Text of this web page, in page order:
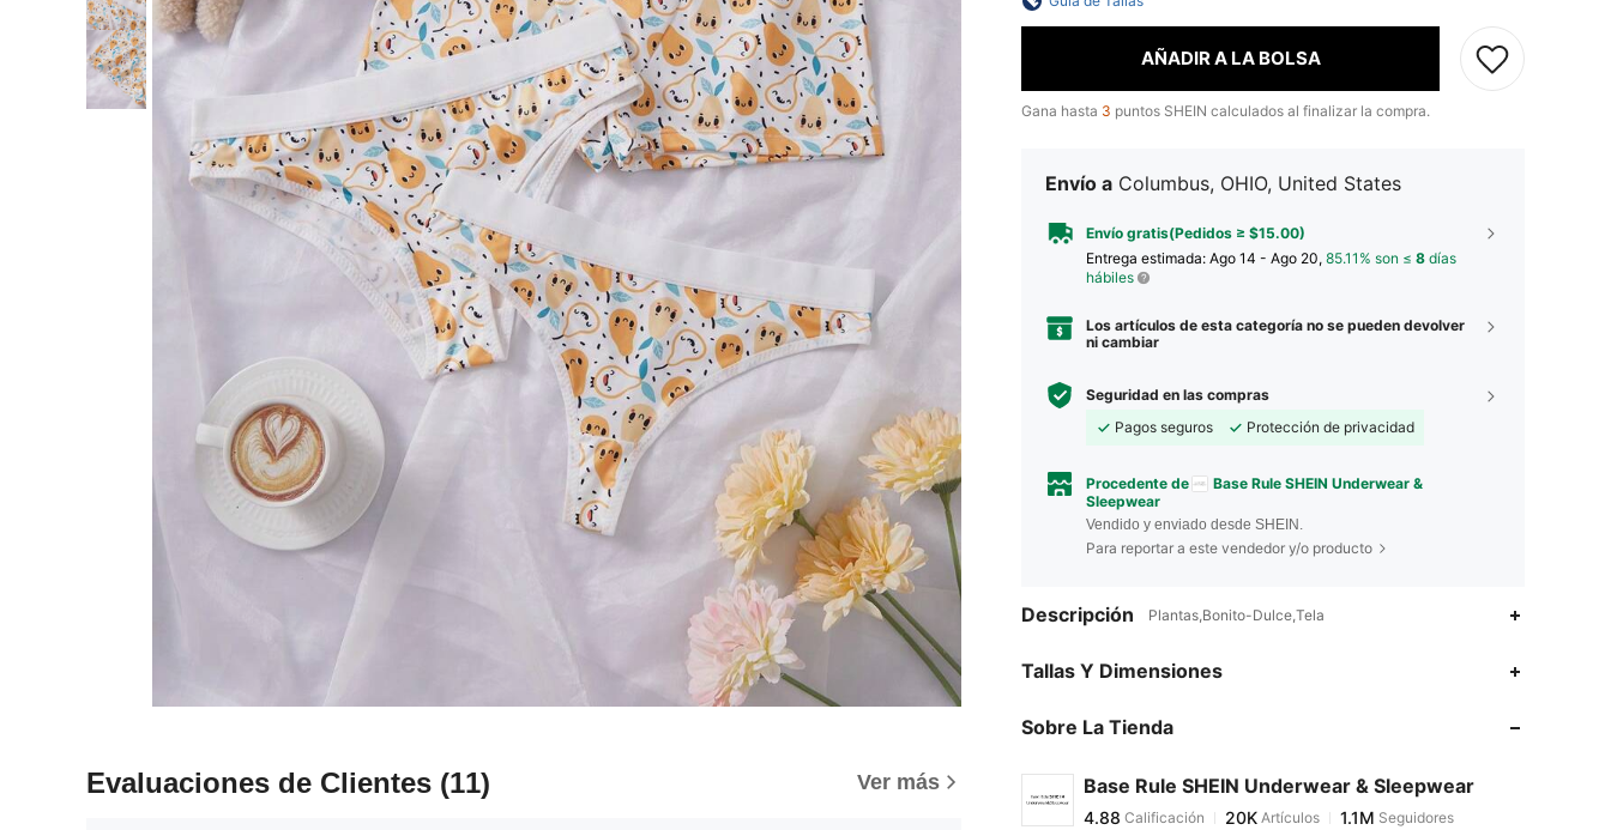
Evaluaciones de Clientes (11) Ver más
AÑADIR A LA BOLSA
Gana hasta 3 puntos SHEIN calculados al finalizar la compra.
Envío a Columbus, OHIO, United States
Envío gratis(Pedidos ≥ $15.00)
Entrega estimada: Ago 14 - Ago 20, 85.11% son ≤ 8 días
hábiles
Los artículos de esta categoría no se pueden devolver
ni cambiar
Seguridad en las compras
Pagos seguros
Protección de privacidad
Procedente de
Base Rule SHEIN Underwear &
Sleepwear
Vendido y enviado desde SHEIN.
Para reportar a este vendedor y/o producto
Descripción Plantas,Bonito-Dulce,Tela
Tallas Y Dimensiones
Sobre La Tienda
Base Rule SHEIN Underwear & Sleepwear
4.88
4.88 20K 1.1M Seguidores
1***1pagó Hace 20 horas